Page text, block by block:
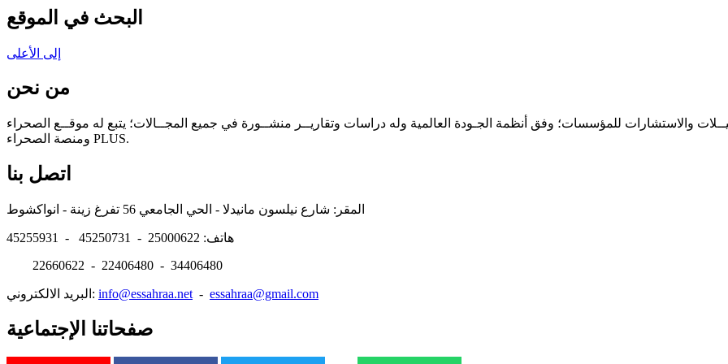
البحث في الموقع
إلى الأعلى
من نحن
والاستشارات للمؤسسات؛ وفق أنظمة الجـودة العالمية وله دراسات وتقاريــر منشــورة في جميع المجــالات؛ يتبع له موقــع الصحراء
ومنصة الصحراء PLUS.
اتصل بنا
هاتف: 25000622 - 45250731 - 45255931
22660622 - 22406480 - 34406480
البريد الالكتروني: info@essahraa.net - essahraa@gmail.com
صفحاتنا الإجتماعية